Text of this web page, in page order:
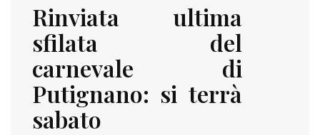
Rinviata ultima
sfilata del
carnevale di
Putignano: si terrà
sabato